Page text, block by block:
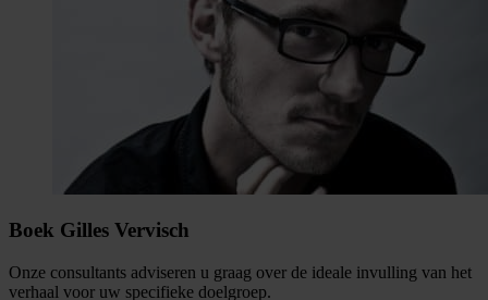
Boek Gilles Vervisch
Onze consultants adviseren u graag over de ideale invulling van het
verhaal voor uw specifieke doelgroep.